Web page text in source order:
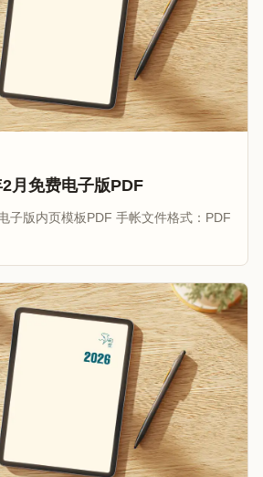
月免费电子版PDF
子版内页模板PDF 手帐文件格式：PDF